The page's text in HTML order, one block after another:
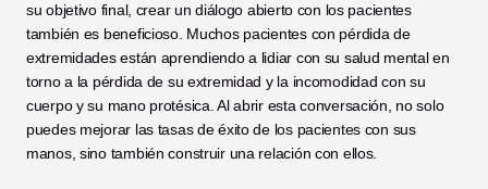
su objetivo final, crear un diálogo abierto con los pacientes
también es beneficioso. Muchos pacientes con pérdida de
extremidades están aprendiendo a lidiar con su salud mental en
torno a la pérdida de su extremidad y la incomodidad con su
cuerpo y su mano protésica. Al abrir esta conversación, no solo
puedes mejorar las tasas de éxito de los pacientes con sus
manos, sino también construir una relación con ellos.